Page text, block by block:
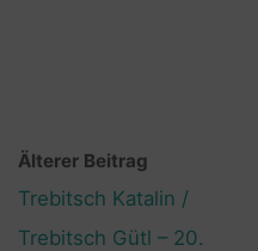
Älterer Beitrag
Trebitsch Katalin /
Trebitsch Gütl – 20.